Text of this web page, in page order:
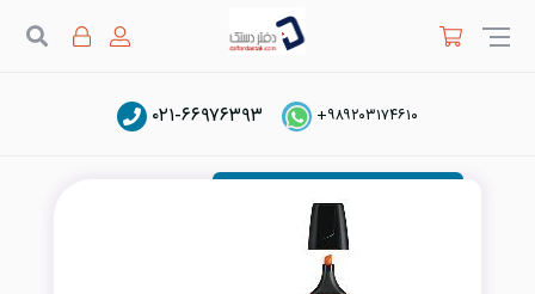
+۹۸۹۲۰۳۱۷۴۶۱۰ ۰۲۱-۶۶۹۷۶۳۹۳
ماژیک هایلایت پاستلی